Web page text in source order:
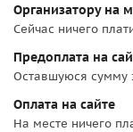
Организатору на
Сейчас ничего
Предоплата на
Оставшуюся сумму
Оплата на сайте
На месте ничего